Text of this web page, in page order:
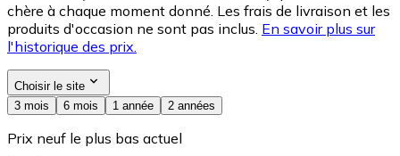
chère à chaque moment donné. Les frais de livraison et les
produits d'occasion ne sont pas inclus. En savoir plus sur
l'historique des prix.
Choisir le site
3 mois
6 mois 1 année 2 années
Prix neuf le plus bas actuel